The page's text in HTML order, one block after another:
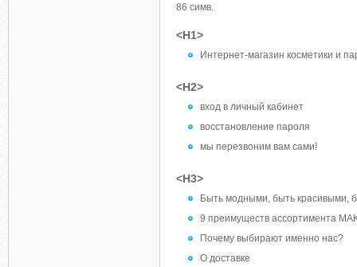
86 симв.
<H1>
Интернет-магазин косметики и
<H2>
вход в личный кабинет
восстановление пароля
мы перезвоним вам сами!
<H3>
Быть модными, быть красивыми,
9 преимуществ ассортимента
Почему выбирают именно нас?
О доставке